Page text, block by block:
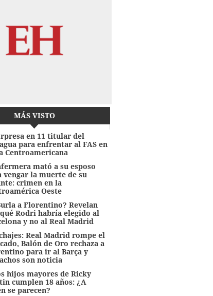
MÁS VISTO
en 11 titular del
para enfrentar al FAS en
Centroamericana
mató a su esposo
vengar la muerte de su
crimen en la
Oeste
a Florentino? Revelan
Rodri habría elegido al
y no al Real Madrid
Real Madrid rompe el
Balón de Oro rechaza a
para ir al Barça y
son noticia
hijos mayores de Ricky
cumplen 18 años: ¿A
se parecen?